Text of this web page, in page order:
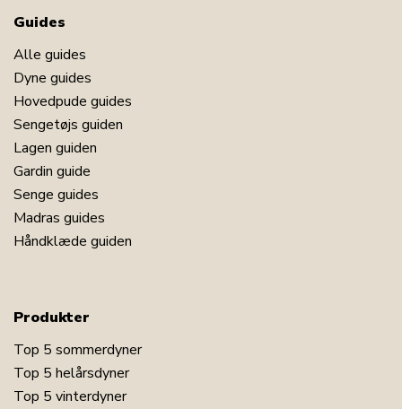
Guides
Alle guides
Dyne guides
Hovedpude guides
Sengetøjs guiden
Lagen guiden
Gardin guide
Senge guides
Madras guides
Håndklæde guiden
Produkter
Top 5 sommerdyner
Top 5 helårsdyner
Top 5 vinterdyner